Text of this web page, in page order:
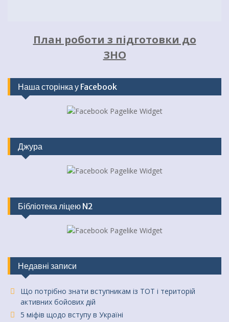
План роботи з підготовки до
ЗНО
Наша сторінка у Facebook
Джура
Бібліотека ліцею N2
Недавні записи
Що потрібно знати вступникам із ТОТ і територій
активних бойових дій
5 міфів щодо вступу в Україні